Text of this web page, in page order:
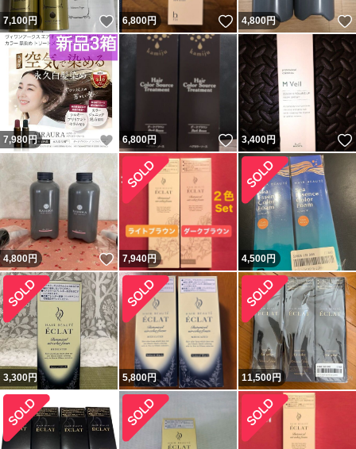
7,100円 いいね！
6,800円 いいね！
4,800円
7,980円 いいね！
6,800円 いいね！
3,400円
4,800円 いいね！
7,940円 4,500円
3,300円 5,800円 11,500円